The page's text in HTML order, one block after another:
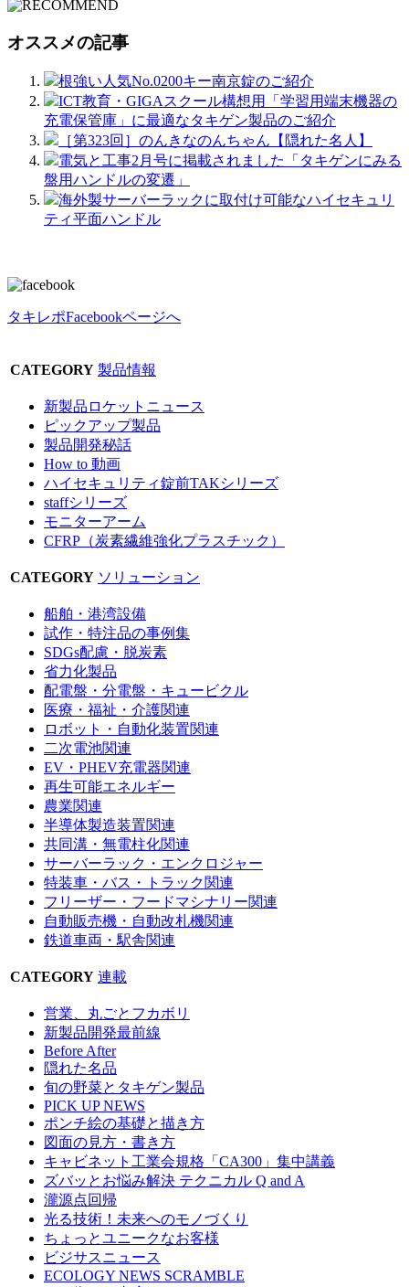
オススメの記事
根強い人気No.0200キー南京錠のご紹介
ICT教育・GIGAスクール構想用「学習用端末機器の
充電保管庫」に最適なタキゲン製品のご紹介
［第323回］のんきなのんちゃん【隠れた名人】
電気と工事2月号に掲載されました「タキゲンにみる
盤用ハンドルの変遷」
海外製サーバーラックに取付け可能なハイセキュリ
ティ平面ハンドル
タキレポFacebookページへ
CATEGORY 製品情報
新製品ロケットニュース
ピックアップ製品
製品開発秘話
How to 動画
ハイセキュリティ錠前TAKシリーズ
staffシリーズ
モニターアーム
CFRP（炭素繊維強化プラスチック）
CATEGORY ソリューション
船舶・港湾設備
試作・特注品の事例集
SDGs配慮・脱炭素
省力化製品
配電盤・分電盤・キュービクル
医療・福祉・介護関連
ロボット・自動化装置関連
二次電池関連
EV・PHEV充電器関連
再生可能エネルギー
農業関連
半導体製造装置関連
共同溝・無電柱化関連
サーバーラック・エンクロジャー
特装車・バス・トラック関連
フリーザー・フードマシナリー関連
自動販売機・自動改札機関連
鉄道車両・駅舎関連
CATEGORY 連載
営業、丸ごとフカボリ
新製品開発最前線
Before After
隠れた名品
旬の野菜とタキゲン製品
PICK UP NEWS
ポンチ絵の基礎と描き方
図面の見方・書き方
キャビネット工業会規格「CA300」集中講義
ズバッとお悩み解決 テクニカル Q and A
瀧源点回帰
光る技術！未来へのモノづくり
ちょっとユニークなお客様
ビジサスニュース
ECOLOGY NEWS SCRAMBLE